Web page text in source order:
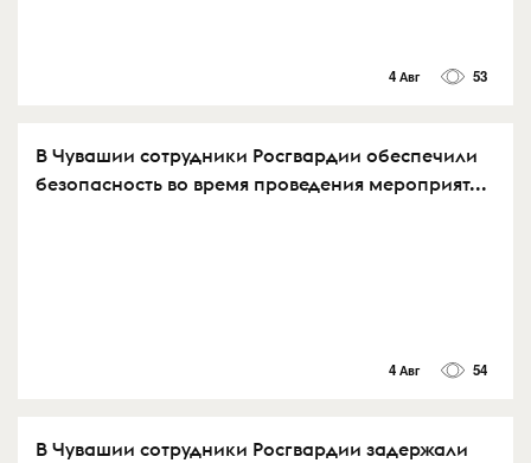
4 Авг 53
В Чувашии сотрудники Росгвардии обеспечили
безопасность во время проведения мероприят...
4 Авг 54
В Чувашии сотрудники Росгвардии задержали